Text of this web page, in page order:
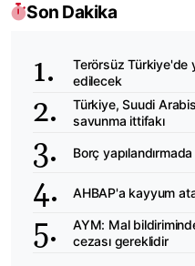
Son Dakika
Terörsüz Türkiye'de
edilecek
Türkiye, Suudi
savunma ittifakı
Borç
AHBAP'a kayyum
AYM: Mal
cezası gereklidir